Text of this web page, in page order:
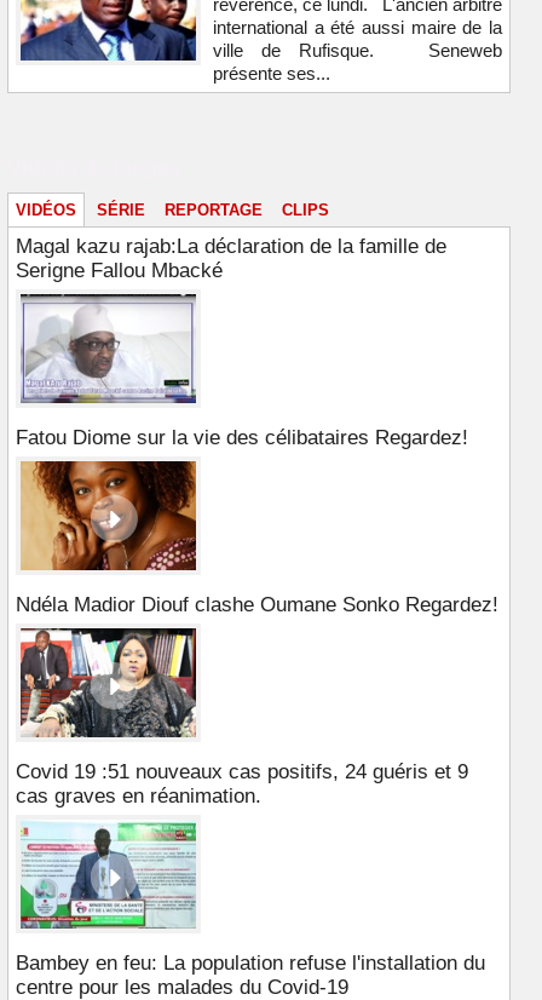
révérence, ce lundi. L'ancien arbitre
international a été aussi maire de la
ville de Rufisque. Seneweb
présente ses...
VIDÉOS SÉRIE REPORTAGE CLIPS
Magal kazu rajab:La déclaration de la famille de
Serigne Fallou Mbacké
Fatou Diome sur la vie des célibataires Regardez!
Ndéla Madior Diouf clashe Oumane Sonko Regardez!
Covid 19 :51 nouveaux cas positifs, 24 guéris et 9
cas graves en réanimation.
Bambey en feu: La population refuse l'installation du
centre pour les malades du Covid-19